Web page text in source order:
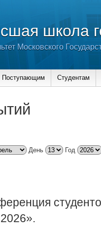
школа
Московского
Поступающим Студентам
День Год